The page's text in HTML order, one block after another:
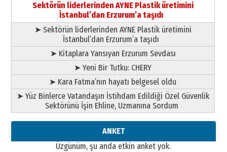
02 Ağustos 2026 Pazar
Sektörün liderlerinden AYNE Plastik üretimini
İstanbul’dan Erzurum’a taşıdı
➤ Sektörün liderlerinden AYNE Plastik üretimini
İstanbul’dan Erzurum’a taşıdı
➤ Kitaplara Yansıyan Erzurum Sevdası
➤ Yeni Bir Tutku: CHERY
➤ Kara Fatma’nın hayatı belgesel oldu
➤ Yüz Binlerce Vatandaşın İstihdam Edildiği Özel Güvenlik
Sektörünü İşin Ehline, Uzmanına Sordum
ANKET
Üzgünüm, şu anda etkin anket yok.